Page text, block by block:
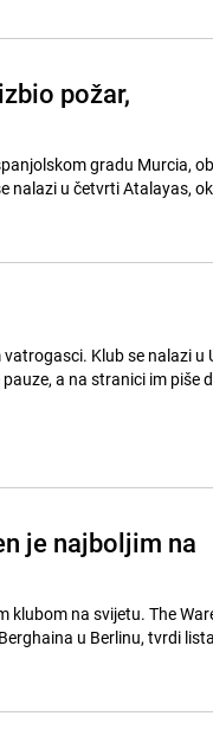
požar,
gradu Murcia,
nalazi u četvrti Atalayas,
Klub se nalazi u
a na stranici im piše
je najboljim na
klubom na svijetu. The
u Berlinu, tvrdi